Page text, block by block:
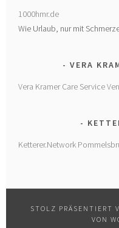
1000hmr.de
Wie Urlaub, nur mit
VERA
Vera Kramer Care Service
Ketterer.Network
STOLZ PRÄSENTIERT
VON